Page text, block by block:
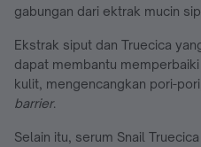
gabungan dari ektrak mucin
Ekstrak siput dan Truecica
dapat membantu
kulit, mengencangkan pori-
barrier.
Selain itu, serum Snail